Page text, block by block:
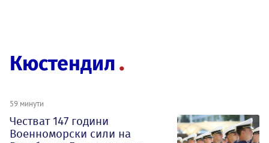
Кюстендил
59 минути
Честват 147 години
Военноморски сили на